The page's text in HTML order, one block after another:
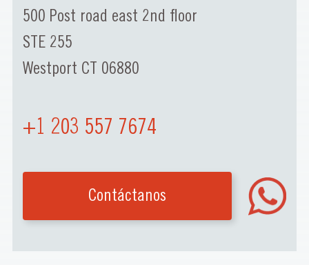
500 Post road east 2nd floor
STE 255
Westport CT 06880
+1 203 557 7674
Contáctanos